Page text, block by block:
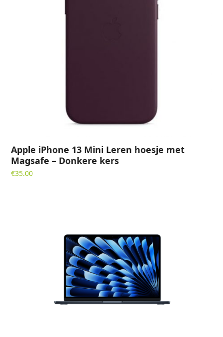
Apple iPhone 13 Mini Leren hoesje met
Magsafe – Donkere kers
€35.00